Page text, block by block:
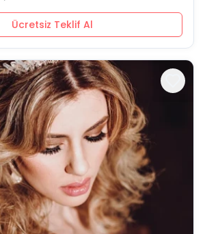
Ücretsiz Teklif Al